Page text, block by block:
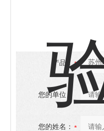
产品：
您的单位：
您的姓名：